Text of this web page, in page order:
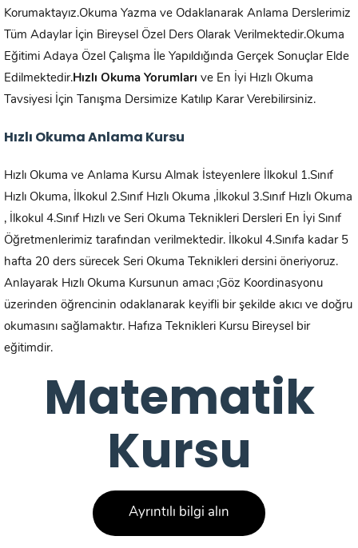
Korumaktayız.Okuma Yazma ve Odaklanarak Anlama Derslerimiz
Tüm Adaylar İçin Bireysel Özel Ders Olarak Verilmektedir.Okuma
Eğitimi Adaya Özel Çalışma İle Yapıldığında Gerçek Sonuçlar Elde
Edilmektedir.Hızlı Okuma Yorumları ve En İyi Hızlı Okuma
Tavsiyesi İçin Tanışma Dersimize Katılıp Karar Verebilirsiniz.
Hızlı Okuma Anlama Kursu
Hızlı Okuma ve Anlama Kursu Almak İsteyenlere İlkokul 1.Sınıf
Hızlı Okuma, İlkokul 2.Sınıf Hızlı Okuma ,İlkokul 3.Sınıf Hızlı Okuma
, İlkokul 4.Sınıf Hızlı ve Seri Okuma Teknikleri Dersleri En İyi Sınıf
Öğretmenlerimiz tarafından verilmektedir. İlkokul 4.Sınıfa kadar 5
hafta 20 ders sürecek Seri Okuma Teknikleri dersini öneriyoruz.
Anlayarak Hızlı Okuma Kursunun amacı ;Göz Koordinasyonu
üzerinden öğrencinin odaklanarak keyifli bir şekilde akıcı ve doğru
okumasını sağlamaktır. Hafıza Teknikleri Kursu Bireysel bir
eğitimdir.
Matematik
Kursu
Ayrıntılı bilgi alın